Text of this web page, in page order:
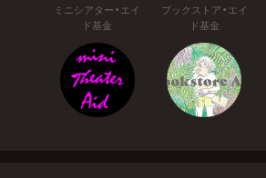
ミニシアター・エイ
ド基金
ブックストア・エイ
ド基金